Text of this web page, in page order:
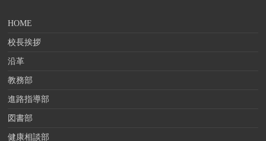
HOME
校長挨拶
沿革
教務部
進路指導部
図書部
健康相談部